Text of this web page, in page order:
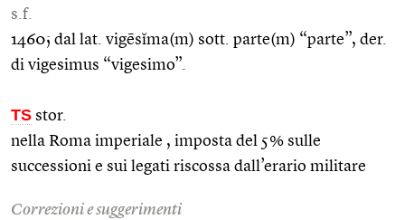
s.f.
1460; dal lat. vigēsĭma(m) sott. parte(m) “parte”, der.
di vigesimus “vigesimo”.
TS stor.
nella Roma imperiale , imposta del 5% sulle
successioni e sui legati riscossa dall’erario militare
Correzioni e suggerimenti